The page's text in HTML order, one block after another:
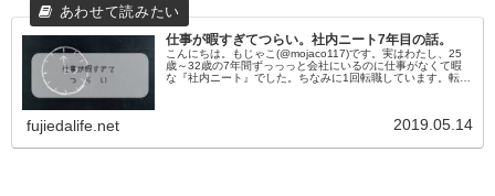
仕事が暇すぎてつらい。社内ニート7年目の話。
こんにちは。もじゃこ(@mojaco117)です。実はわたし、25
歳～32歳の7年間ずっっっと会社にいるのに仕事がなくて暇
な『社内ニート』でした。ちなみに1回転職しています。転職
fujiedalife.net 2019.05.14